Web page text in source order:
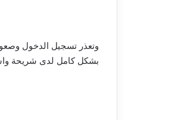
وتعذر تسجيل الدخول
بشكل كامل لدى شريحة